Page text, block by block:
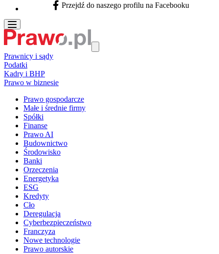
Facebook - otwiera się w nowej karcie
Przejdź do naszego profilu na Facebooku
Prawnicy i sądy
Podatki
Kadry i BHP
Prawo w biznesie
Prawo gospodarcze
Małe i średnie firmy
Spółki
Finanse
Prawo AI
Budownictwo
Środowisko
Banki
Orzeczenia
Energetyka
ESG
Kredyty
Cło
Deregulacja
Cyberbezpieczeństwo
Franczyza
Nowe technologie
Prawo autorskie